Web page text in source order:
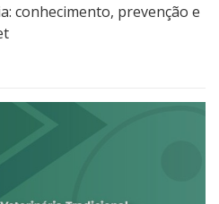
conhecimento, prevenção e